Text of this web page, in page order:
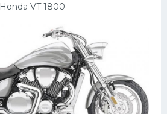
Honda VT 1800